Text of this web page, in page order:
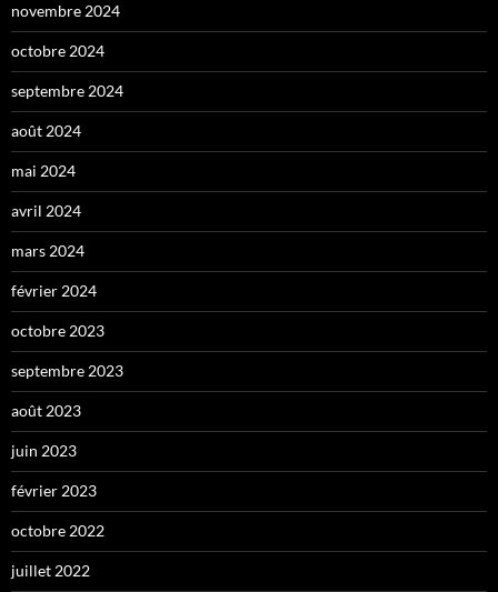
novembre 2024
octobre 2024
septembre 2024
août 2024
mai 2024
avril 2024
mars 2024
février 2024
octobre 2023
septembre 2023
août 2023
juin 2023
février 2023
octobre 2022
juillet 2022